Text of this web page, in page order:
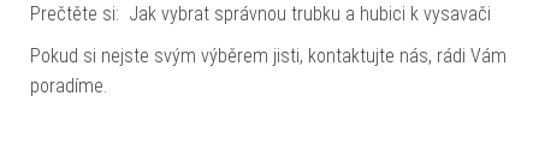
Prečtěte si: Jak vybrat správnou trubku a hubici k vysavači
Pokud si nejste svým výběrem jisti, kontaktujte nás, rádi Vám
poradíme.